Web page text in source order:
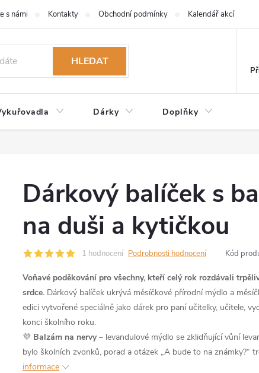
s námi Kontakty Obchodní podmínky Kalendář akcí
HLEDAT
Dárky Doplňky
Dárkový balíček s
na duši a kytičkou
1 hodnocení Podrobnosti hodnocení Kód
Voňavé poděkování pro všechny, kteří celý rok rozdávali
srdce. Dárkový balíček ukrývá měsíčkové přírodní mýdlo a
edici vytvořené speciálně jako dárek pro paní učitelky, učitele,
konci školního roku.
💜 Balzám na nervy– levandulové mýdlo se zklidňující vůní
bylo školních zvonků, porad a otázek „A bude to na známky?“
informace